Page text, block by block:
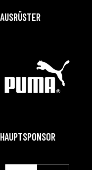
AUSRÜSTER
HAUPTSPONSOR